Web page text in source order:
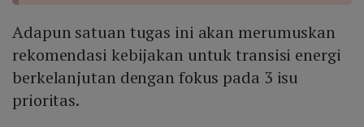
Adapun satuan tugas ini akan merumuskan
rekomendasi kebijakan untuk transisi energi
berkelanjutan dengan fokus pada 3 isu
prioritas.